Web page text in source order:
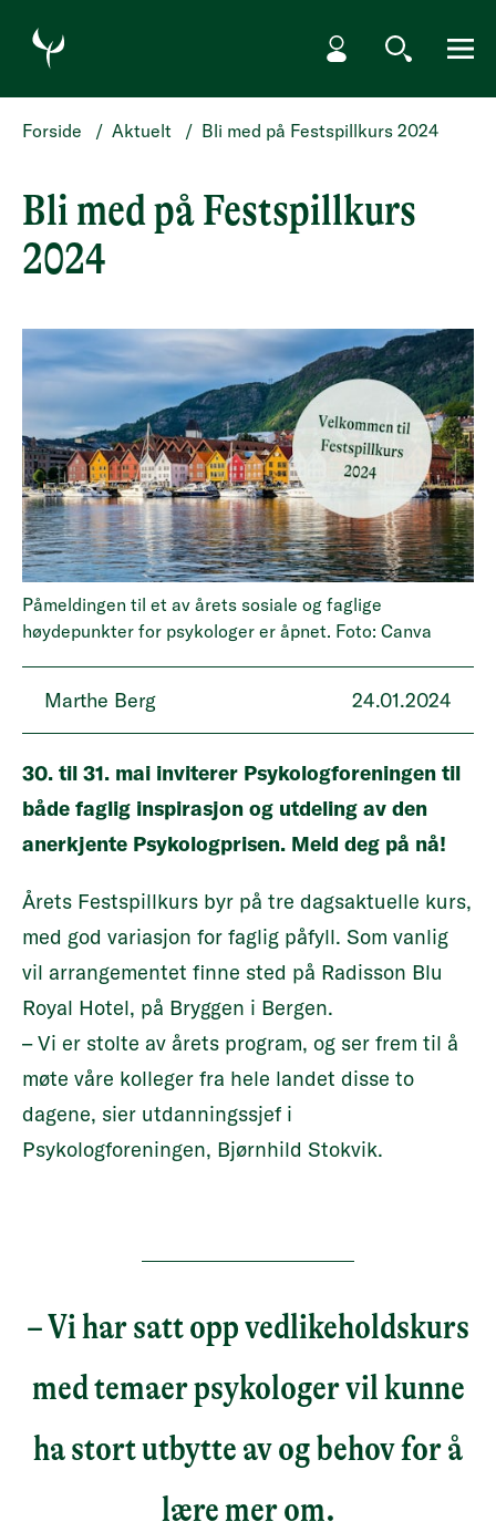
HOPP TIL HOVEDINNHOLD
Min side
Søk Meny
Forside / Aktuelt / Bli med på Festspillkurs 2024
Bli med på Festspillkurs
2024
Påmeldingen til et av årets sosiale og faglige
høydepunkter for psykologer er åpnet. Foto: Canva
Marthe Berg 24.01.2024
30. til 31. mai inviterer Psykologforeningen til
både faglig inspirasjon og utdeling av den
anerkjente Psykologprisen. Meld deg på nå!
Årets Festspillkurs byr på tre dagsaktuelle kurs,
med god variasjon for faglig påfyll. Som vanlig
vil arrangementet finne sted på Radisson Blu
Royal Hotel, på Bryggen i Bergen.
– Vi er stolte av årets program, og ser frem til å
møte våre kolleger fra hele landet disse to
dagene, sier utdanningssjef i
Psykologforeningen, Bjørnhild Stokvik.
– Vi har satt opp vedlikeholdskurs
med temaer psykologer vil kunne
ha stort utbytte av og behov for å
lære mer om.